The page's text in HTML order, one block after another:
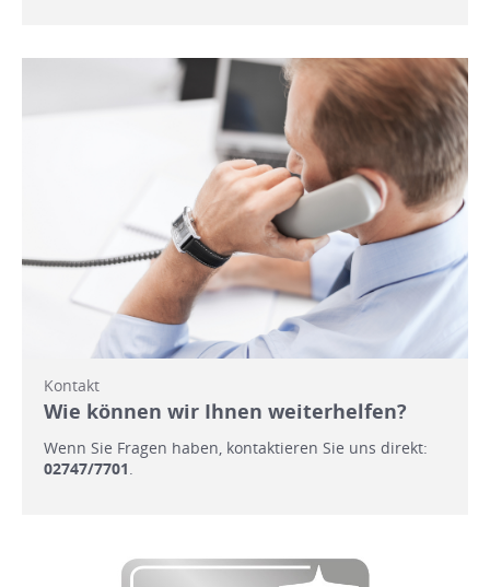
Kontakt
Wie können wir Ihnen weiterhelfen?
Wenn Sie Fragen haben, kontaktieren Sie uns direkt:
02747/7701.